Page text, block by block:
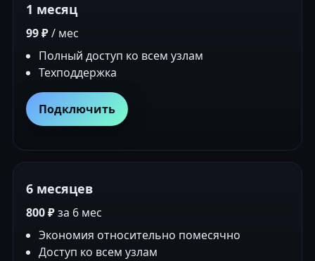
1 месяц
99 ₽/ мес
Полный доступ ко всем узлам
Техподдержка
Подключить
6 месяцев
800 ₽за 6 мес
Экономия относительно помесячно
Доступ ко всем узлам